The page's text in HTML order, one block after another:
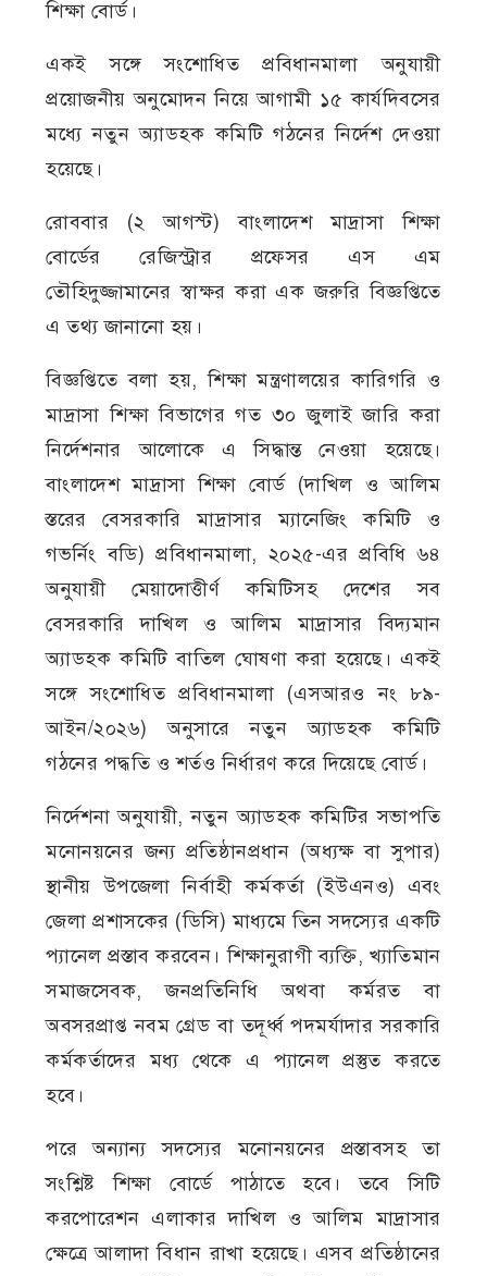
শিক্ষা বোর্ড।
একই সঙ্গে সংশোধিত প্রবিধানমালা অনুযায়ী
প্রয়োজনীয় অনুমোদন নিয়ে আগামী ১৫ কার্যদিবসের
মধ্যে নতুন অ্যাডহক কমিটি গঠনের নির্দেশ দেওয়া
হয়েছে।
রোববার (২ আগস্ট) বাংলাদেশ মাদ্রাসা শিক্ষা
বোর্ডের রেজিস্ট্রার প্রফেসর এস এম
তৌহিদুজ্জামানের স্বাক্ষর করা এক জরুরি বিজ্ঞপ্তিতে
এ তথ্য জানানো হয়।
বিজ্ঞপ্তিতে বলা হয়, শিক্ষা মন্ত্রণালয়ের কারিগরি ও
মাদ্রাসা শিক্ষা বিভাগের গত ৩০ জুলাই জারি করা
নির্দেশনার আলোকে এ সিদ্ধান্ত নেওয়া হয়েছে।
বাংলাদেশ মাদ্রাসা শিক্ষা বোর্ড (দাখিল ও আলিম
স্তরের বেসরকারি মাদ্রাসার ম্যানেজিং কমিটি ও
গভর্নিং বডি) প্রবিধানমালা, ২০২৫-এর প্রবিধি ৬৪
অনুযায়ী মেয়াদোত্তীর্ণ কমিটিসহ দেশের সব
বেসরকারি দাখিল ও আলিম মাদ্রাসার বিদ্যমান
অ্যাডহক কমিটি বাতিল ঘোষণা করা হয়েছে। একই
সঙ্গে সংশোধিত প্রবিধানমালা (এসআরও নং ৮৯-
আইন/২০২৬) অনুসারে নতুন অ্যাডহক কমিটি
গঠনের পদ্ধতি ও শর্তও নির্ধারণ করে দিয়েছে বোর্ড।
নির্দেশনা অনুযায়ী, নতুন অ্যাডহক কমিটির সভাপতি
মনোনয়নের জন্য প্রতিষ্ঠানপ্রধান (অধ্যক্ষ বা সুপার)
স্থানীয় উপজেলা নির্বাহী কর্মকর্তা (ইউএনও) এবং
জেলা প্রশাসকের (ডিসি) মাধ্যমে তিন সদস্যের একটি
প্যানেল প্রস্তাব করবেন। শিক্ষানুরাগী ব্যক্তি, খ্যাতিমান
সমাজসেবক, জনপ্রতিনিধি অথবা কর্মরত বা
অবসরপ্রাপ্ত নবম গ্রেড বা তদূর্ধ্ব পদমর্যাদার সরকারি
কর্মকর্তাদের মধ্য থেকে এ প্যানেল প্রস্তুত করতে
হবে।
পরে অন্যান্য সদস্যের মনোনয়নের প্রস্তাবসহ তা
সংশ্লিষ্ট শিক্ষা বোর্ডে পাঠাতে হবে। তবে সিটি
করপোরেশন এলাকার দাখিল ও আলিম মাদ্রাসার
ক্ষেত্রে আলাদা বিধান রাখা হয়েছে। এসব প্রতিষ্ঠানের